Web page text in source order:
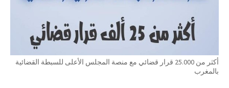
أكثر من 25.000 قرار قضائي مع منصة المجلس الأعلى للسبطة القضائية
بالمغرب